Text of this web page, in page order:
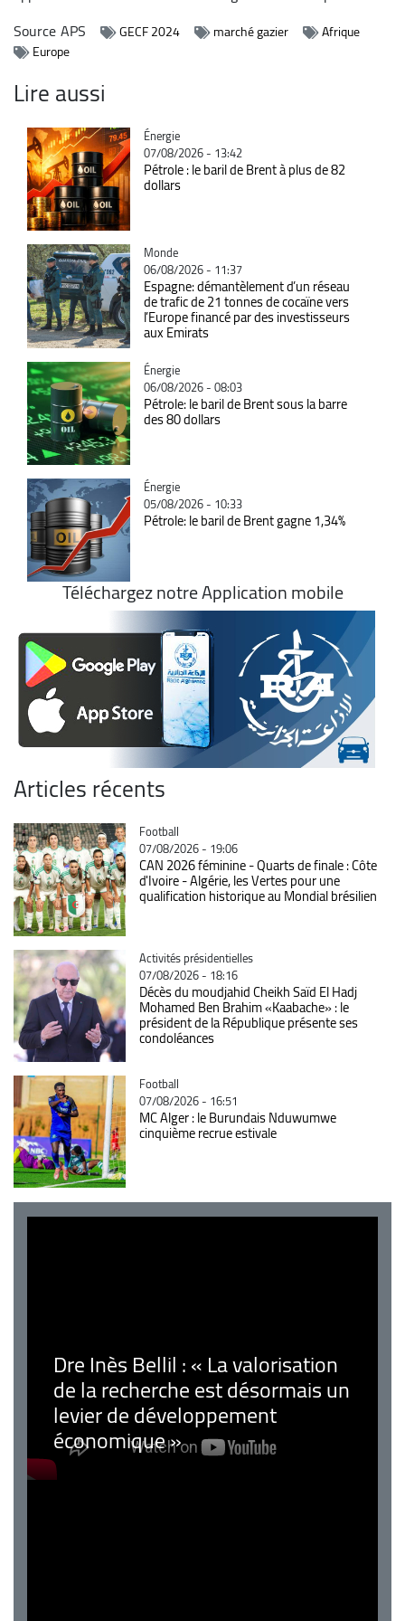
SourceAPS GECF 2024 marché gazier
Afrique
Europe
Lire aussi
Catégorie
Énergie
07/08/2026 - 13:42
Pétrole : le baril de Brent à plus de 82
dollars
Catégorie
Monde
06/08/2026 - 11:37
Espagne: démantèlement d’un réseau
de trafic de 21 tonnes de cocaïne vers
l’Europe financé par des investisseurs
aux Emirats
Catégorie
Énergie
06/08/2026 - 08:03
Pétrole: le baril de Brent sous la barre
des 80 dollars
Catégorie
Énergie
05/08/2026 - 10:33
Pétrole: le baril de Brent gagne 1,34%
Téléchargez notre Application mobile
Articles récents
Catégorie
Football
07/08/2026 - 19:06
CAN 2026 féminine - Quarts de finale : Côte
d'Ivoire - Algérie, les Vertes pour une
qualification historique au Mondial brésilien
Catégorie
Activités présidentielles
07/08/2026 - 18:16
Décès du moudjahid Cheikh Saïd El Hadj
Mohamed Ben Brahim «Kaabache» : le
président de la République présente ses
condoléances
Catégorie
Football
07/08/2026 - 16:51
MC Alger : le Burundais Nduwumwe
cinquième recrue estivale
Dre Inès Bellil : « La valorisation
de la recherche est désormais un
levier de développement
économique »